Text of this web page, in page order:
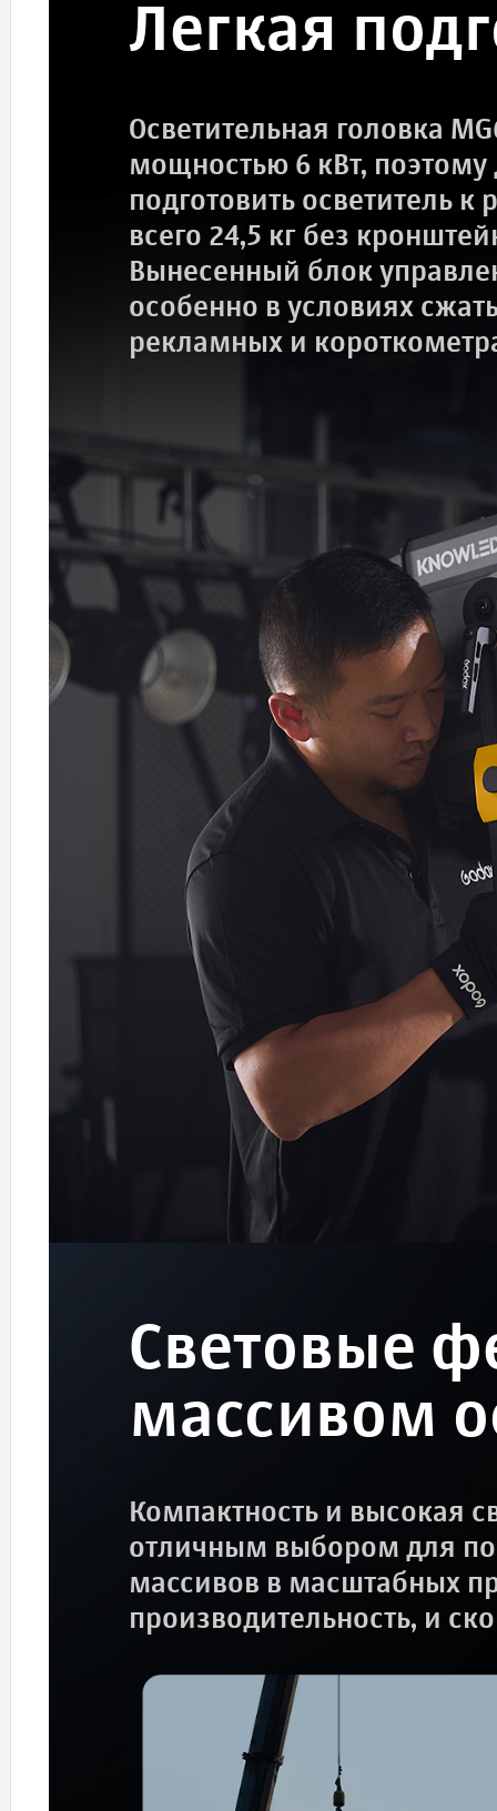
Легкая
Осветительная головка
мощностью 6 кВт,
подготовить осветитель к
всего 24,5 кг без
Вынесенный блок
особенно в условиях
рекламных и
Световые
массивом
Компактность и высокая
отличным выбором для
массивов в масштабных
производительность, и